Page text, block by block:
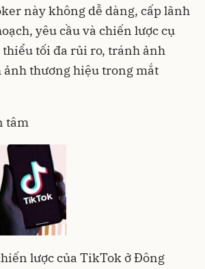
này không dễ dàng, cấp lãnh
yêu cầu và chiến lược cụ
tối đa rủi ro, tránh ảnh
thương hiệu trong mắt
tâm
lược của TikTok ở Đông